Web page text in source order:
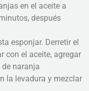
en el aceite a
después
esponjar. Derretir el
con el aceite, agregar
naranja
la levadura y mezclar